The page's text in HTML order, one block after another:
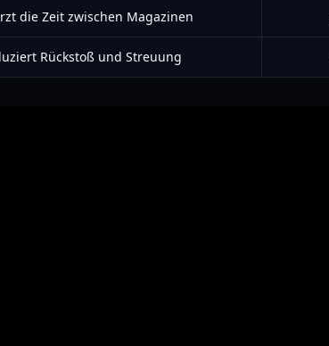
die Zeit zwischen Magazinen
Rückstoß und Streuung